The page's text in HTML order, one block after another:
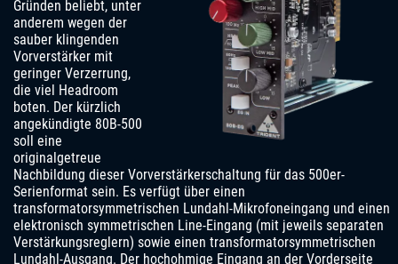
Gründen beliebt, unter
anderem wegen der
sauber klingenden
Vorverstärker mit
geringer Verzerrung,
die viel Headroom
boten. Der kürzlich
angekündigte 80B-500
soll eine
originalgetreue
Nachbildung dieser Vorverstärkerschaltung für das 500er-
Serienformat sein. Es verfügt über einen
transformatorsymmetrischen Lundahl-Mikrofoneingang und einen
elektronisch symmetrischen Line-Eingang (mit jeweils separaten
Verstärkungsreglern) sowie einen transformatorsymmetrischen
Lundahl-Ausgang. Der hochohmige Eingang an der Vorderseite